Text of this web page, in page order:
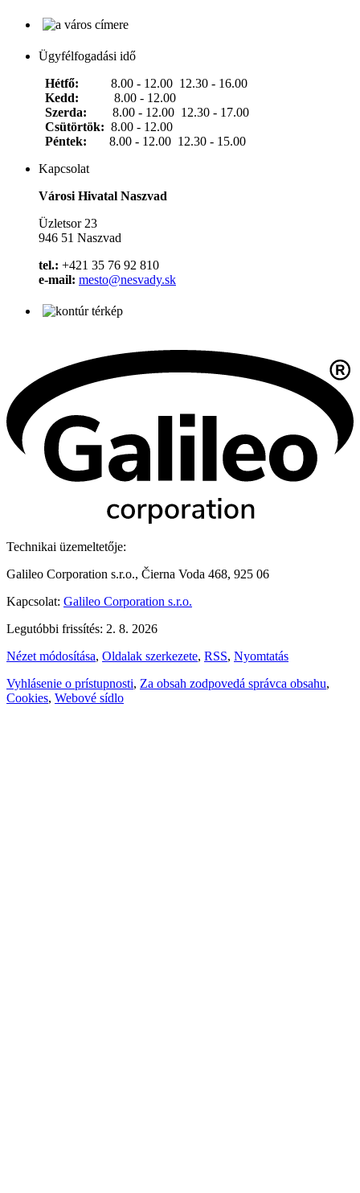
Ügyfélfogadási idő
Hétfő:
8.00 - 12.00 12.30 - 16.00
Kedd: 8.00 - 12.00
Szerda: 8.00 - 12.00 12.30 - 17.00
Csütörtök: 8.00 - 12.00
Péntek:
8.00 - 12.00 12.30 - 15.00
Kapcsolat
Városi Hivatal Naszvad
Üzletsor 23
946 51 Naszvad
tel.: +421 35 76 92 810
e-mail: mesto@nesvady.sk
Technikai üzemeltetője:
Galileo Corporation s.r.o., Čierna Voda 468, 925 06
Kapcsolat: Galileo Corporation s.r.o.
Legutóbbi frissítés: 2. 8. 2026
Nézet módosítása, Oldalak szerkezete, RSS, Nyomtatás
Vyhlásenie o prístupnosti, Za obsah zodpovedá správca obsahu,
Cookies, Webové sídlo